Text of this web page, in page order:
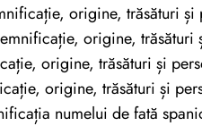
origine, trăsături și
origine, trăsături
origine, trăsături și
origine, trăsături și
numelui de fată